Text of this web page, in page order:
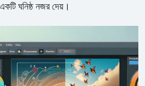
ঘনিষ্ঠ নজর দেয়।